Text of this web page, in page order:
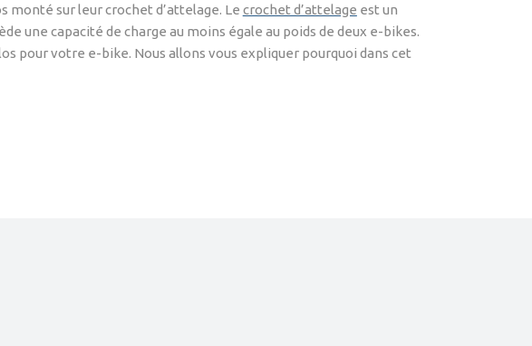
monté sur leur crochet d’attelage. Le crochet d’attelage est un
une capacité de charge au moins égale au poids de deux e-bikes.
pour votre e-bike. Nous allons vous expliquer pourquoi dans cet